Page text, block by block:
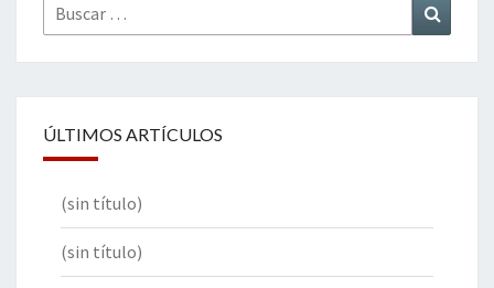
Buscar
por:
ÚLTIMOS ARTÍCULOS
(sin título)
(sin título)